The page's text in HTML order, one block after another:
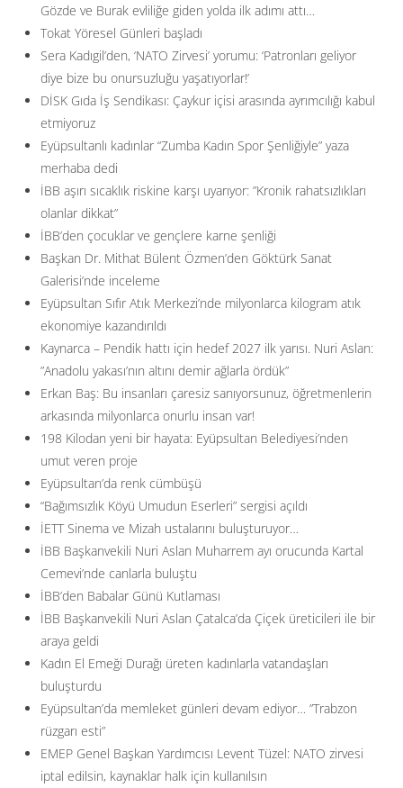
Gözde ve Burak evliliğe giden yolda ilk adımı attı…
Tokat Yöresel Günleri başladı
Sera Kadıgil’den, ‘NATO Zirvesi’ yorumu: ‘Patronları geliyor
diye bize bu onursuzluğu yaşatıyorlar!’
DİSK Gıda İş Sendikası: Çaykur içisi arasında ayrımcılığı kabul
etmiyoruz
Eyüpsultanlı kadınlar “Zumba Kadın Spor Şenliğiyle” yaza
merhaba dedi
İBB aşırı sıcaklık riskine karşı uyarıyor: ”Kronik rahatsızlıkları
olanlar dikkat”
İBB’den çocuklar ve gençlere karne şenliği
Başkan Dr. Mithat Bülent Özmen’den Göktürk Sanat
Galerisi’nde inceleme
Eyüpsultan Sıfır Atık Merkezi’nde milyonlarca kilogram atık
ekonomiye kazandırıldı
Kaynarca – Pendik hattı için hedef 2027 ilk yarısı. Nuri Aslan:
”Anadolu yakası’nın altını demir ağlarla ördük”
Erkan Baş: Bu insanları çaresiz sanıyorsunuz, öğretmenlerin
arkasında milyonlarca onurlu insan var!
198 Kilodan yeni bir hayata: Eyüpsultan Belediyesi’nden
umut veren proje
Eyüpsultan’da renk cümbüşü
“Bağımsızlık Köyü Umudun Eserleri” sergisi açıldı
İETT Sinema ve Mizah ustalarını buluşturuyor…
İBB Başkanvekili Nuri Aslan Muharrem ayı orucunda Kartal
Cemevi’nde canlarla buluştu
İBB’den Babalar Günü Kutlaması
İBB Başkanvekili Nuri Aslan Çatalca’da Çiçek üreticileri ile bir
araya geldi
Kadın El Emeği Durağı üreten kadınlarla vatandaşları
buluşturdu
Eyüpsultan’da memleket günleri devam ediyor… ”Trabzon
rüzgarı esti”
EMEP Genel Başkan Yardımcısı Levent Tüzel: NATO zirvesi
iptal edilsin, kaynaklar halk için kullanılsın